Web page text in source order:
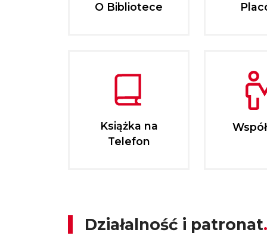
O Bibliotece
Książka na
Telefon
Działalność i patronat